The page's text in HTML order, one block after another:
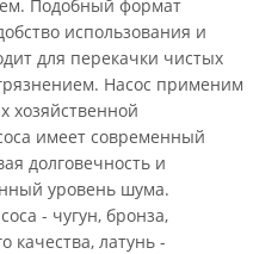
Подобный формат
использования и
для перекачки чистых
Насос применим
хозяйственной
имеет современный
долговечность и
уровень шума.
- чугун, бронза,
качества, латунь -